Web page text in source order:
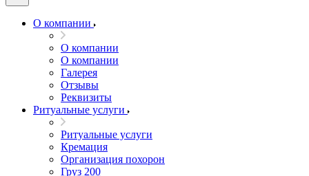
О компании
О компании
О компании
Галерея
Отзывы
Реквизиты
Ритуальные услуги
Ритуальные услуги
Кремация
Организация похорон
Груз 200